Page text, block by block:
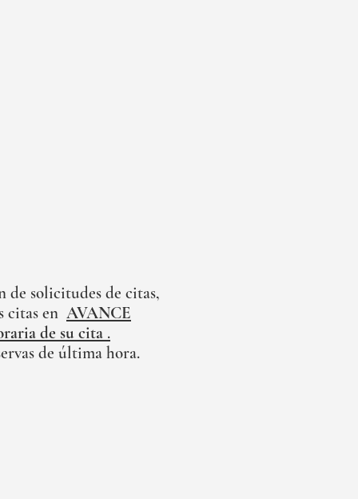
solicitudes de citas,
citas en AVANCE
de su cita .
de última hora.